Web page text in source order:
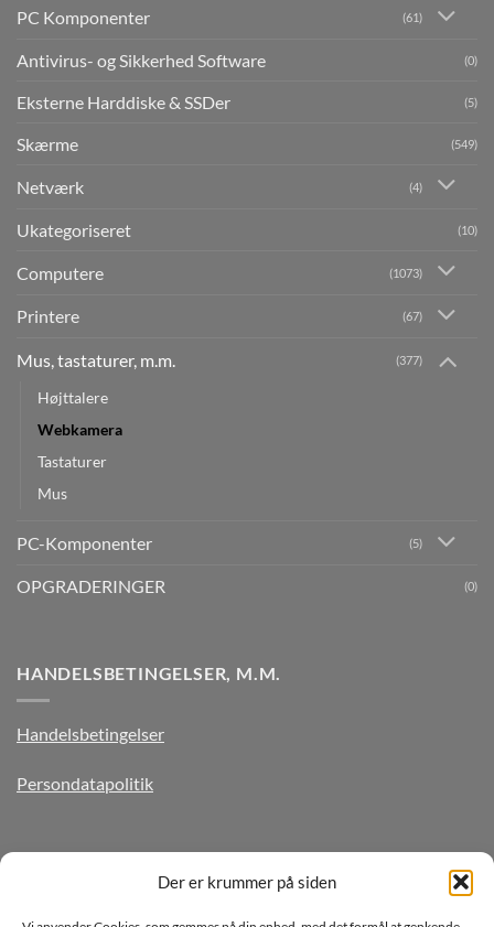
Der er krummer på siden
PC Komponenter (61)
Antivirus- og Sikkerhed Software (0)
Eksterne Harddiske & SSDer (5)
Skærme (549)
Netværk (4)
Ukategoriseret (10)
Computere (1073)
Printere (67)
Mus, tastaturer, m.m. (377)
Højttalere
Webkamera
Tastaturer
Mus
PC-Komponenter (5)
OPGRADERINGER (0)
HANDELSBETINGELSER, M.M.
Handelsbetingelser
Persondatapolitik